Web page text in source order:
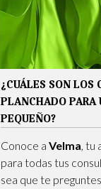
¿CUÁLES SON
PLANCHADO PARA
PEQUEÑO?
Conoce a Velma, tu
para todas tus
sea que te